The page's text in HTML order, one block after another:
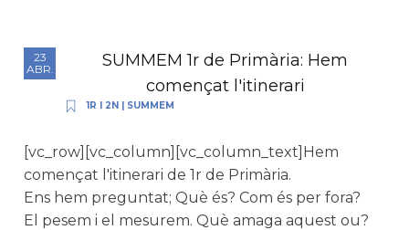
23
ABR.
SUMMEM 1r de Primària: Hem
començat l'itinerari
1R I 2N | SUMMEM
[vc_row][vc_column][vc_column_text]Hem
començat l'itinerari de 1r de Primària.
Ens hem preguntat; Què és? Com és per fora?
El pesem i el mesurem. Què amaga aquest ou?